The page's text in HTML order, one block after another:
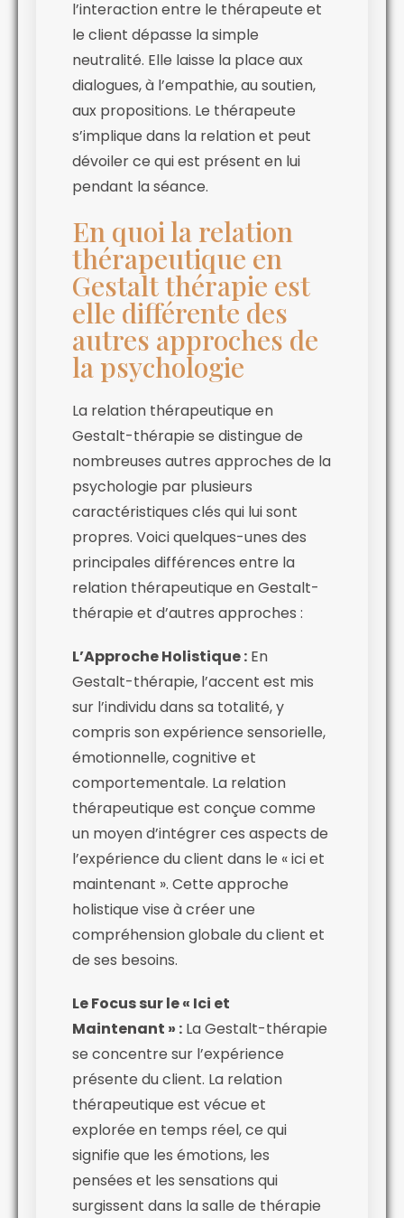
l’interaction entre le thérapeute et
le client dépasse la simple
neutralité. Elle laisse la place aux
dialogues, à l’empathie, au soutien,
aux propositions. Le thérapeute
s’implique dans la relation et peut
dévoiler ce qui est présent en lui
pendant la séance.
En quoi la relation
thérapeutique en
Gestalt thérapie est
elle différente des
autres approches de
la psychologie
La relation thérapeutique en
Gestalt-thérapie se distingue de
nombreuses autres approches de la
psychologie par plusieurs
caractéristiques clés qui lui sont
propres. Voici quelques-unes des
principales différences entre la
relation thérapeutique en Gestalt-
thérapie et d’autres approches :
L’Approche Holistique : En
Gestalt-thérapie, l’accent est mis
sur l’individu dans sa totalité, y
compris son expérience sensorielle,
émotionnelle, cognitive et
comportementale. La relation
thérapeutique est conçue comme
un moyen d’intégrer ces aspects de
l’expérience du client dans le « ici et
maintenant ». Cette approche
holistique vise à créer une
compréhension globale du client et
de ses besoins.
Le Focus sur le « Ici et
Maintenant » : La Gestalt-thérapie
se concentre sur l’expérience
présente du client. La relation
thérapeutique est vécue et
explorée en temps réel, ce qui
signifie que les émotions, les
pensées et les sensations qui
surgissent dans la salle de thérapie